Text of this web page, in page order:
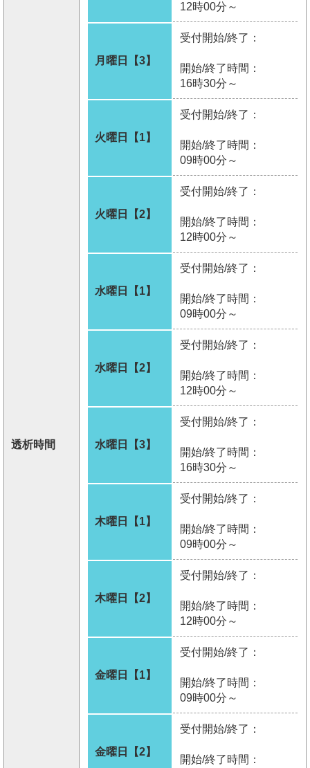
透析時間
12時00分～
月曜日【3】
受付開始/終了：
開始/終了時間：
16時30分～
火曜日【1】
受付開始/終了：
開始/終了時間：
09時00分～
火曜日【2】
受付開始/終了：
開始/終了時間：
12時00分～
水曜日【1】
受付開始/終了：
開始/終了時間：
09時00分～
水曜日【2】
受付開始/終了：
開始/終了時間：
12時00分～
水曜日【3】
受付開始/終了：
開始/終了時間：
16時30分～
木曜日【1】
受付開始/終了：
開始/終了時間：
09時00分～
木曜日【2】
受付開始/終了：
開始/終了時間：
12時00分～
金曜日【1】
受付開始/終了：
開始/終了時間：
09時00分～
金曜日【2】
受付開始/終了：
開始/終了時間：